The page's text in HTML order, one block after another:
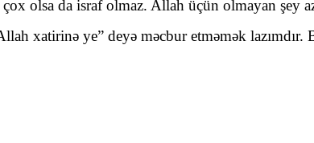
olsa da israf olmaz. Allah üçün olmayan şey
xatirinə ye” deyə məcbur etməmək lazımdır.